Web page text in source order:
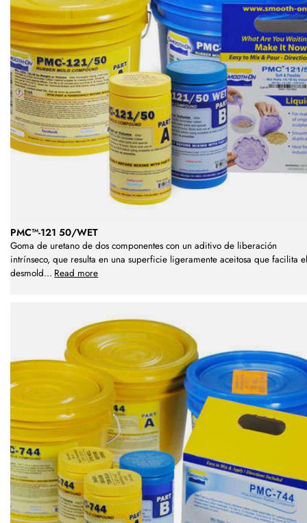
PMC™-121 50/WET
Goma de uretano de dos componentes con un aditivo de liberación
intrínseco, que resulta en una superficie ligeramente aceitosa que facilita el
desmold... Read more